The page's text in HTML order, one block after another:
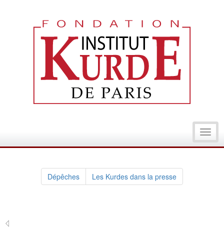
Dépêches Les Kurdes dans la presse